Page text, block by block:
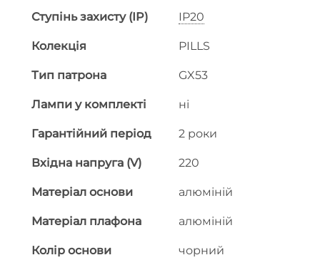
Ступінь захисту (IP) IP20
Колекція PILLS
Тип патрона GX53
Лампи у комплекті ні
Гарантійний період 2 роки
Вхідна напруга (V) 220
Матеріал основи алюміній
Матеріал плафона алюміній
Колір основи чорний